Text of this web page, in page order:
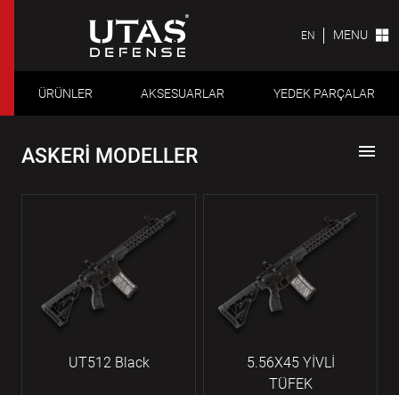
EN MENU
ÜRÜNLER AKSESUARLAR YEDEK PARÇALAR
ASKERİ MODELLER menu
UT512 Black
5.56X45 YİVLİ
TÜFEK